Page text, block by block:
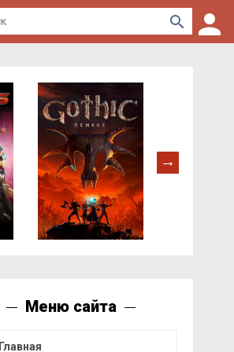
Меню сайта
Главная